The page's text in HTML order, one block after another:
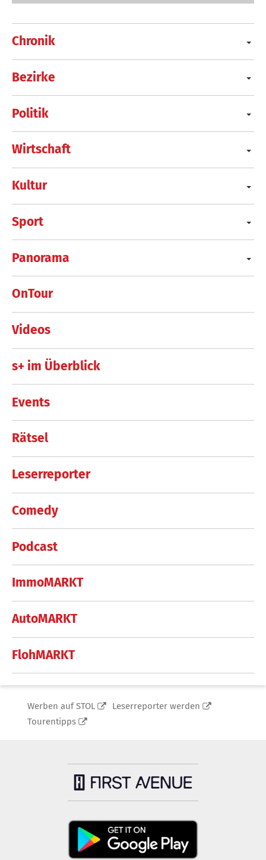
Chronik
Bezirke
Politik
Wirtschaft
Kultur
Sport
Panorama
OnTour
Videos
s+ im Überblick
Events
Rätsel
Leserreporter
Comedy
Podcast
ImmoMARKT
AutoMARKT
FlohMARKT
Werben auf STOL
Leserreporter werden
Tourentipps